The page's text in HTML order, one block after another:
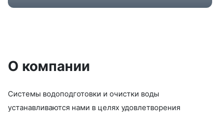
О компании
Системы водоподготовки и очистки воды
устанавливаются нами в целях удовлетворения